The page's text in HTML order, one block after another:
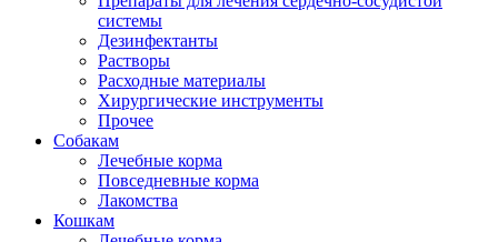
системы
Дезинфектанты
Растворы
Расходные материалы
Хирургические инструменты
Прочее
Собакам
Лечебные корма
Повседневные корма
Лакомства
Кошкам